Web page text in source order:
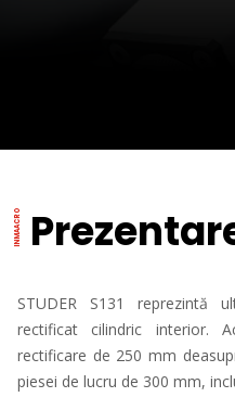
STUDER S131 reprezintă
rectificat cilindric interior.
rectificare de 250 mm
piesei de lucru de 300 mm,